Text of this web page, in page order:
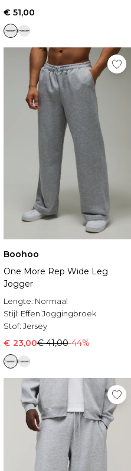
€ 51,00
Boohoo
One More Rep Wide Leg
Jogger
Lengte: Normaal
Stijl: Effen Joggingbroek
Stof: Jersey
€ 23,00€ 41,00-44%